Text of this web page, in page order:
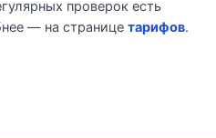
проверок есть
— на странице тарифов.